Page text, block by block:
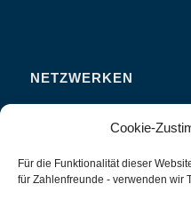
Cookie-
Für die Funktionalität dieser
für Zahlenfreunde - verwenden wir
NETZWERKEN
Studieren